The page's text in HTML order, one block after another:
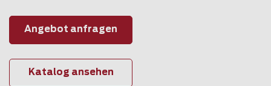
Angebot anfragen
Katalog ansehen